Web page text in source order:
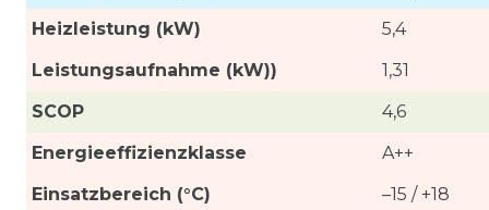
Heizleistung (kW)
5,4
Leistungsaufnahme (kW))
1,31
SCOP
4,6
Energieeffizienzklasse
A++
Einsatzbereich (°C)
–15 / +18